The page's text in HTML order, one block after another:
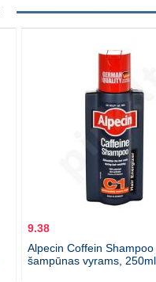
9.38
Alpecin Coffein Shampoo
šampūnas vyrams, 250ml